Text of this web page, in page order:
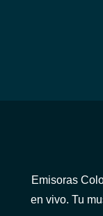
Emisoras
en vivo. Tu